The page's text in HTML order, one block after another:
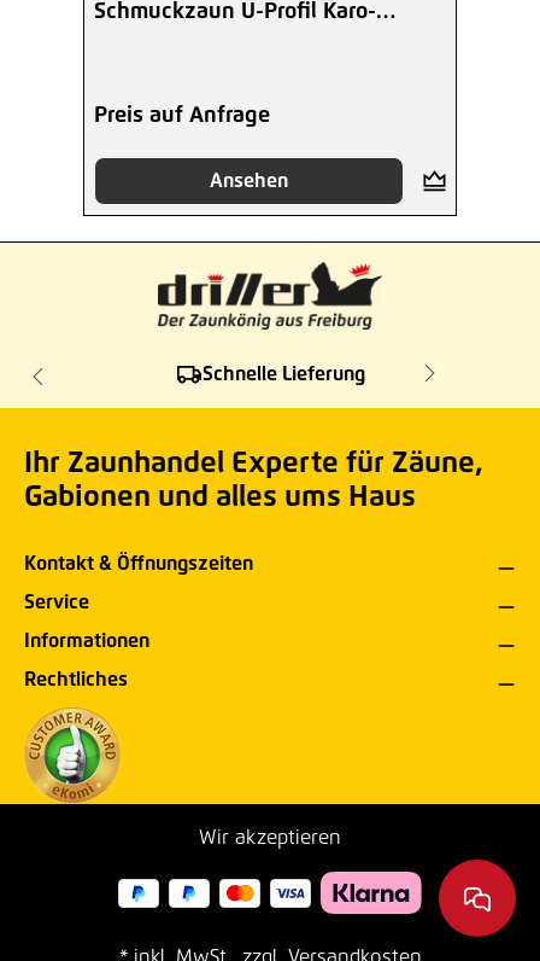
Schmuckzaun U-Profil Karo-
Preis auf Anfrage
Ansehen
Schnelle Lieferung
Ihr Zaunhandel Experte für Zäune,
Gabionen und alles ums Haus
Kontakt & Öffnungszeiten
Service
Informationen
Rechtliches
Wir akzeptieren